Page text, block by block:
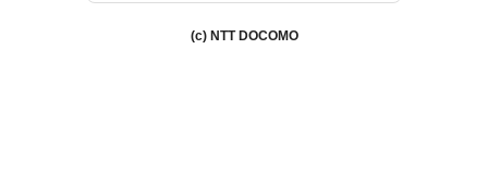
(c) NTT DOCOMO